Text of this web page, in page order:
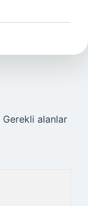
Gerekli alanlar